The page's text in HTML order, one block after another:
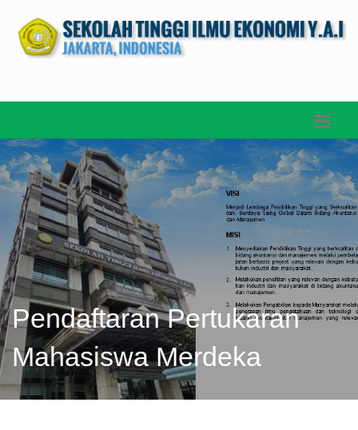
Pendaftaran Pertukaran
Mahasiswa Merdeka